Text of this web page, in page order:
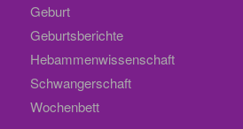
Geburt
Geburtsberichte
Hebammenwissenschaft
Schwangerschaft
Wochenbett